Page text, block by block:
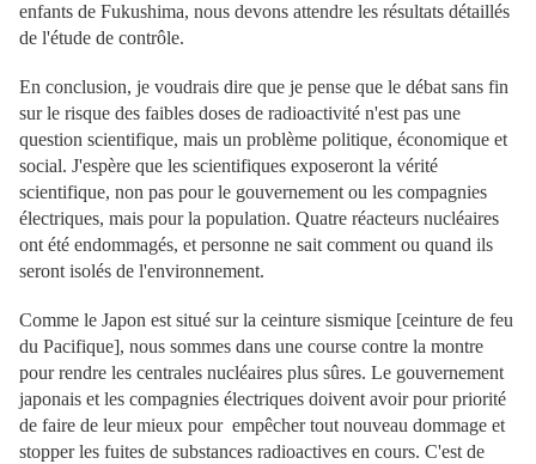
enfants de Fukushima, nous devons attendre les résultats détaillés
de l'étude de contrôle.
En conclusion, je voudrais dire que je pense que le débat sans fin
sur le risque des faibles doses de radioactivité n'est pas une
question scientifique, mais un problème politique, économique et
social. J'espère que les scientifiques exposeront la vérité
scientifique, non pas pour le gouvernement ou les compagnies
électriques, mais pour la population. Quatre réacteurs nucléaires
ont été endommagés, et personne ne sait comment ou quand ils
seront isolés de l'environnement.
Comme le Japon est situé sur la ceinture sismique [ceinture de feu
du Pacifique], nous sommes dans une course contre la montre
pour rendre les centrales nucléaires plus sûres. Le gouvernement
japonais et les compagnies électriques doivent avoir pour priorité
de faire de leur mieux pour empêcher tout nouveau dommage et
stopper les fuites de substances radioactives en cours. C'est de